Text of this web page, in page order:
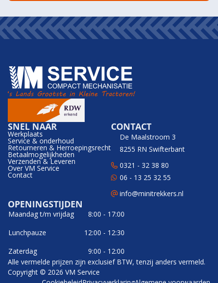
SNEL NAAR
Werkplaats
Service & onderhoud
Retourneren & Herroepingsrecht
Betaalmogelijkheden
Verzenden & Leveren
Over VM Service
Contact
CONTACT
De Maalstroom 3
8255 RN Swifterbant
0321 - 32 38 80
06 - 13 25 32 55
info@minitrekkers.nl
OPENINGSTIJDEN
Maandag t/m vrijdag
8:00 - 17:00
Lunchpauze
12:00 - 12:30
Zaterdag
9:00 - 12:00
Alle vermelde prijzen zijn exclusief BTW, tenzij anders vermeld.
Copyright © 2026 VM Service